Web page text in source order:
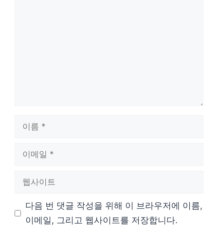
다음 번 댓글 작성을 위해 이 브라우저에 이름,
이메일, 그리고 웹사이트를 저장합니다.